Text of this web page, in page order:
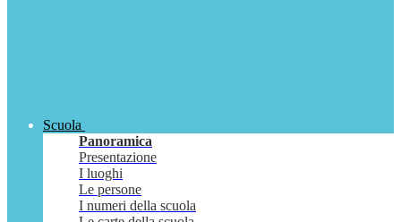
Scuola
Panoramica
Presentazione
I luoghi
Le persone
I numeri della scuola